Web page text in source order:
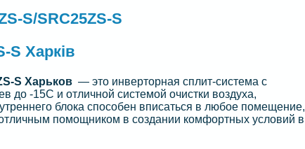
S/SRC25ZS-S
S Харків
S Харьков — это инверторная сплит-система с
до -15С и отличной системой очистки воздуха,
блока способен вписаться в любое помещение,
помощником в создании комфортных условий в